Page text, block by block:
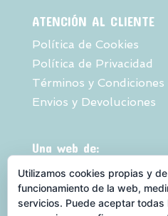
ATENCIÓN AL CLIENTE
Política de Cookies
Política de Privacidad
Términos y Condiciones
Envios y Devoluciones
Una web de:
Utilizamos cookies propias y
funcionamiento de la web,
servicios. Puede aceptar